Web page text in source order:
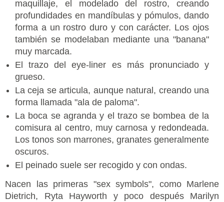
maquillaje, el modelado del rostro, creando
profundidades en mandíbulas y pómulos, dando
forma a un rostro duro y con carácter. Los ojos
también se modelaban mediante una "banana"
muy marcada.
El trazo del eye-liner es más pronunciado y
grueso.
La ceja se articula, aunque natural, creando una
forma llamada "ala de paloma".
La boca se agranda y el trazo se bombea de la
comisura al centro, muy carnosa y redondeada.
Los tonos son marrones, granates generalmente
oscuros.
El peinado suele ser recogido y con ondas.
Nacen las primeras "sex symbols", como Marlene
Dietrich, Ryta Hayworth y poco después Marilyn